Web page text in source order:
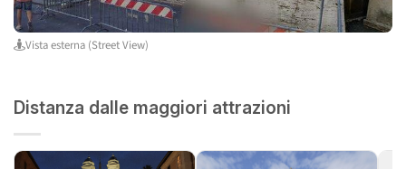
Vista esterna (Street View)
Distanza dalle maggiori attrazioni